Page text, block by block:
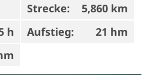
Strecke:
5,860 km
h Aufstieg:
21 hm